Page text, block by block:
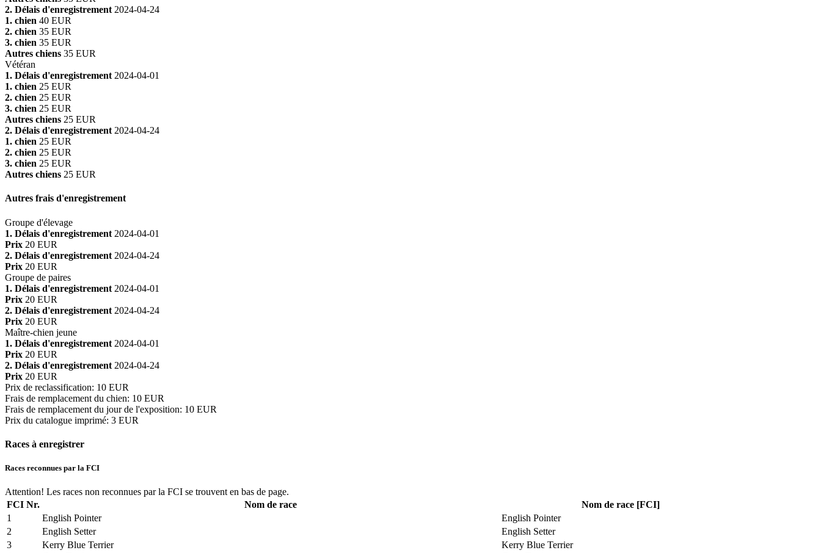
2. Délais d'enregistrement 2024-04-24
1. chien 40 EUR
2. chien 35 EUR
3. chien 35 EUR
Autres chiens 35 EUR
Vétéran
1. Délais d'enregistrement 2024-04-01
1. chien 25 EUR
2. chien 25 EUR
3. chien 25 EUR
Autres chiens 25 EUR
2. Délais d'enregistrement 2024-04-24
1. chien 25 EUR
2. chien 25 EUR
3. chien 25 EUR
Autres chiens 25 EUR
Autres frais d'enregistrement
Groupe d'élevage
1. Délais d'enregistrement 2024-04-01
Prix 20 EUR
2. Délais d'enregistrement 2024-04-24
Prix 20 EUR
Groupe de paires
1. Délais d'enregistrement 2024-04-01
Prix 20 EUR
2. Délais d'enregistrement 2024-04-24
Prix 20 EUR
Maître-chien jeune
1. Délais d'enregistrement 2024-04-01
Prix 20 EUR
2. Délais d'enregistrement 2024-04-24
Prix 20 EUR
Prix de reclassification: 10 EUR
Frais de remplacement du chien: 10 EUR
Frais de remplacement du jour de l'exposition: 10 EUR
Prix du catalogue imprimé: 3 EUR
Races à enregistrer
Races reconnues par la FCI
Attention! Les races non reconnues par la FCI se trouvent en bas de page.
FCI Nr.
Nom de race
Nom de race [FCI]
1
English Pointer
English Pointer
2
English Setter
English Setter
3
Kerry Blue Terrier
Kerry Blue Terrier